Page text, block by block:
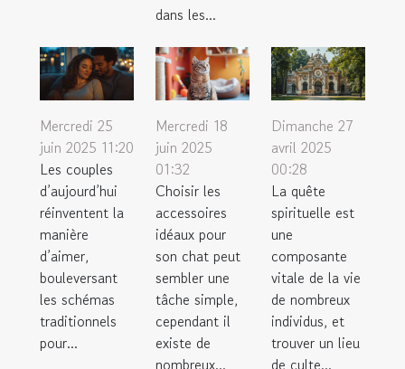
dans les...
Mercredi 25
juin 2025 11:20
Les couples
d’aujourd’hui
réinventent la
manière
d’aimer,
bouleversant
les schémas
traditionnels
pour...
Mercredi 18
juin 2025
01:32
Choisir les
accessoires
idéaux pour
son chat peut
sembler une
tâche simple,
cependant il
existe de
Dimanche 27
avril 2025
00:28
La quête
spirituelle est
une
composante
vitale de la vie
de nombreux
individus, et
trouver un lieu